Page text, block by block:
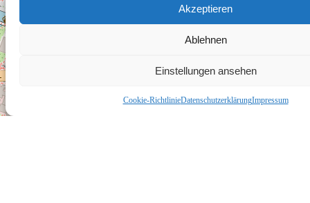
Akzeptieren
Ablehnen
Einstellungen ansehen
Cookie-RichtlinieDatenschutzerklärungImpressum